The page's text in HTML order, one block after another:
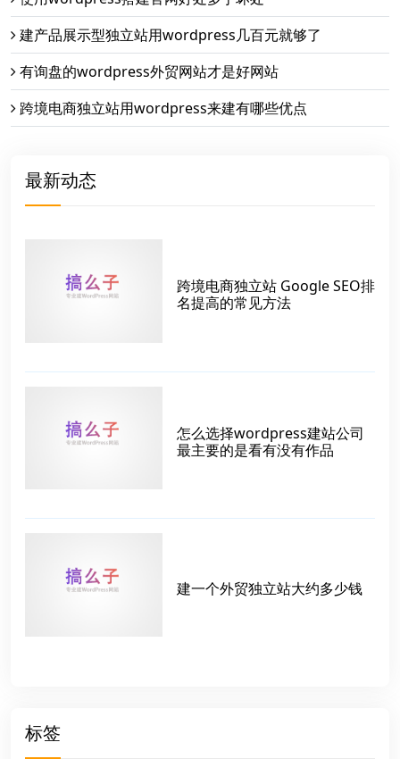
建产品展示型独立站用wordpress几百元就够了
有询盘的wordpress外贸网站才是好网站
跨境电商独立站用wordpress来建有哪些优点
最新动态
跨境电商独立站 Google SEO排
名提高的常见方法
怎么选择wordpress建站公司
最主要的是看有没有作品
建一个外贸独立站大约多少钱
标签